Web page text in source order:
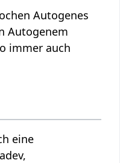
Autogenes
Autogenem
immer auch
eine